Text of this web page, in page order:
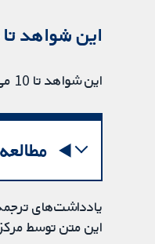
این شواهد
این شواهد تا 10 می 2023 به‌روز است.
یادداشت‌های
این متن توسط